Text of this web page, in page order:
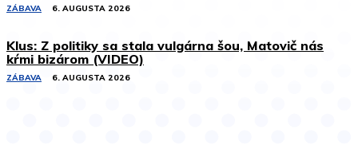
ZÁBAVA 6. AUGUSTA 2026
Klus: Z politiky sa stala vulgárna šou, Matovič nás
kŕmi bizárom (VIDEO)
ZÁBAVA 6. AUGUSTA 2026